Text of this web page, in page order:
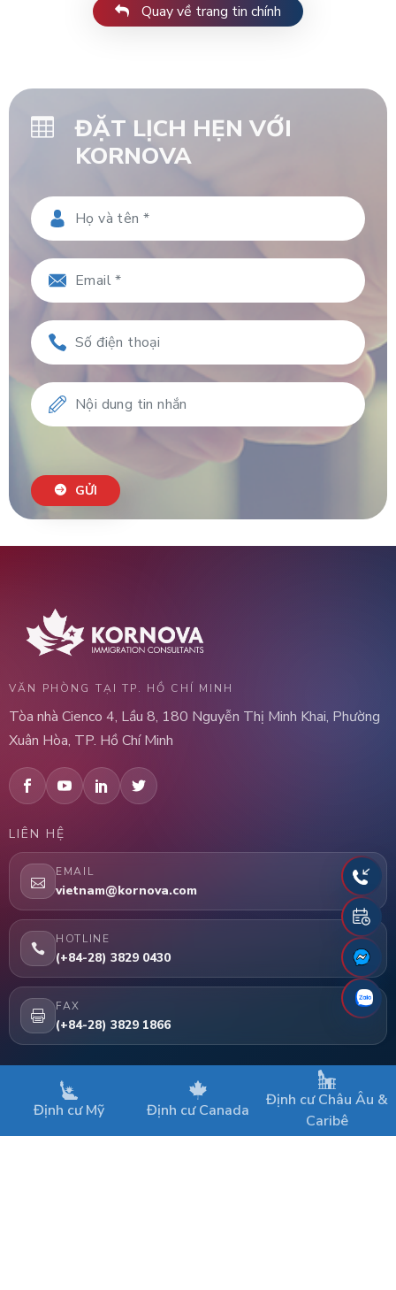
Định cư Mỹ Định cư Canada
Định cư Châu Âu &
Caribê
Quay về trang tin chính
ĐẶT LỊCH HẸN VỚI
KORNOVA
GỬI
VĂN PHÒNG TẠI TP. HỒ CHÍ MINH
Tòa nhà Cienco 4, Lầu 8, 180 Nguyễn Thị Minh Khai, Phường
Xuân Hòa, TP. Hồ Chí Minh
LIÊN HỆ
EMAIL
vietnam@kornova.com
HOTLINE
(+84-28) 3829 0430
FAX
(+84-28) 3829 1866
Trang chủ
Chương trình EB-5